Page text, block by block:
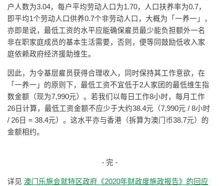
户人数为3.04，每户平均劳动人口为1.70，人口扶养率为0.7，
即平均1个劳动人口供养0.7个非劳动人口，大概为「一养一」，
亦即是说，最低工资的水平应能确保雇员最少能负担额外一名
非在职家庭成员的基本生活需要，否则，便等同鼓励低收入家
庭依赖政府经济援助维生。
因此，为令基层雇员获得合理收入，同时保持其工作意欲，在
「一养一」的原则下，最低工资不宜低于2人家团的最低维生指
数金额（现为7,990元）。若我们以每日工作8小时，每月工作
26日计算，最低工资金额不应少于大约38.4元（7,990元 / 8小时
/ 26日 = 38.4元）。这水平亦与香港（拆算为澳门币38.7元）的
金额相约。
- 完 -
详见 澳门乐施会就特区政府《2020年财政度施政报告》的回应